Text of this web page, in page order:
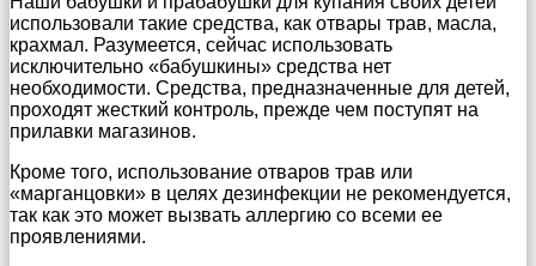
использовали такие средства, как отвары трав, масла,
крахмал. Разумеется, сейчас использовать
исключительно «бабушкины» средства нет
необходимости. Средства, предназначенные для детей,
проходят жесткий контроль, прежде чем поступят на
прилавки магазинов.
Кроме того, использование отваров трав или
«марганцовки» в целях дезинфекции не рекомендуется,
так как это может вызвать аллергию со всеми ее
проявлениями.